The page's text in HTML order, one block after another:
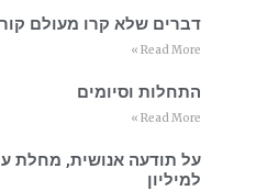
דברים שלא קרו מעולם
Read More »
התחלות וסיומים
Read More »
על תודעה אנושית, מחלת
למיליון